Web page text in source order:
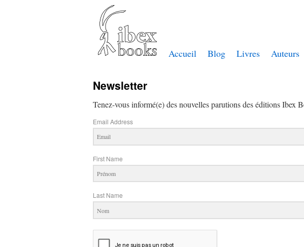
Accueil Blog Livres Auteurs
Newsletter
Tenez-vous informé(e) des nouvelles parutions des éditions Ibex
Email Address
First Name
Last Name